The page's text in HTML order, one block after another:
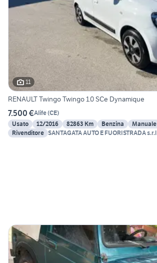
11
RENAULT Twingo Twingo 1.0 SCe Dynamique
7.500 €Alife(CE)
Usato
12/2016 82863 Km Benzina Manuale
Rivenditore SANTAGATA AUTO E FUORISTRADA s.r.l